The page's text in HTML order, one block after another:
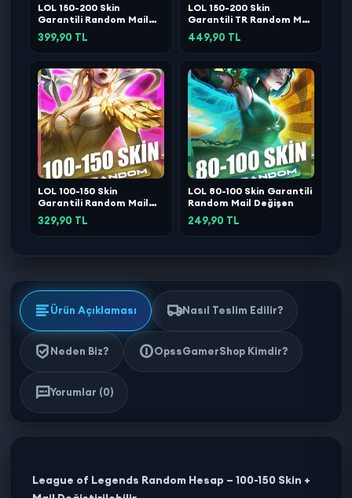
LOL 150-200 Skin
Garantili Random Mail
Değişen
399,90 TL
LOL 150-200 Skin
Garantili TR Random Mail
Değişen
449,90 TL
LOL 100-150 Skin
Garantili Random Mail
Değişen
329,90 TL
LOL 80-100 Skin Garantili
Random Mail Değişen
249,90 TL
Ürün Açıklaması Nasıl Teslim Edilir?
Neden Biz? OpssGamerShop Kimdir?
Yorumlar (0)
League of Legends Random Hesap – 100-150 Skin +